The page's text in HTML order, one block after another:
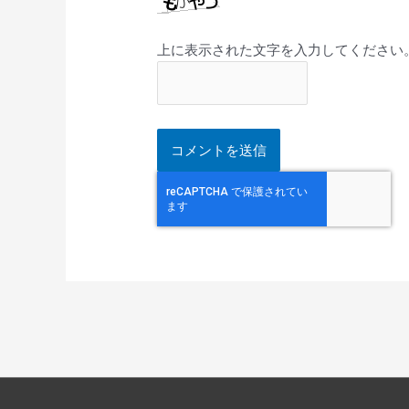
上に表示された文字を入力してください